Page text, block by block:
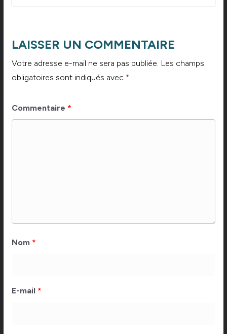
LAISSER UN COMMENTAIRE
Votre adresse e-mail ne sera pas publiée. Les champs
obligatoires sont indiqués avec *
Commentaire *
Nom *
E-mail *